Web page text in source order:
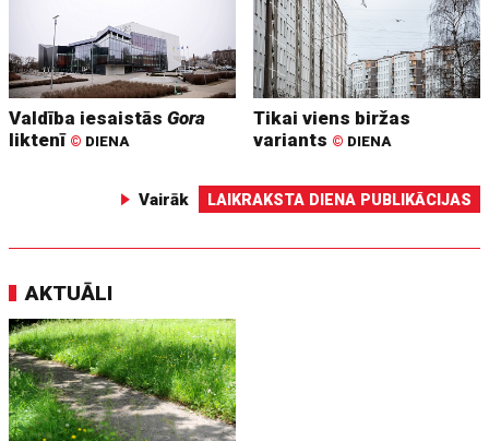
Valdība iesaistāsGora
liktenī © DIENA
Tikai viens biržas
variants © DIENA
Vairāk LAIKRAKSTA DIENA PUBLIKĀCIJAS
AKTUĀLI